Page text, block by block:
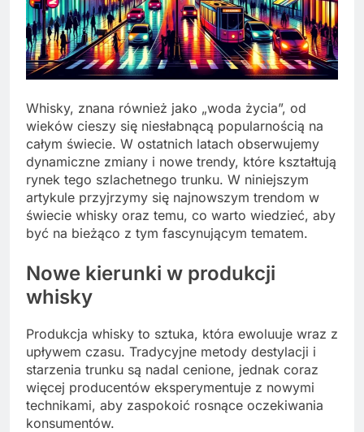
Whisky, znana również jako „woda życia”, od
wieków cieszy się niesłabnącą popularnością na
całym świecie. W ostatnich latach obserwujemy
dynamiczne zmiany i nowe trendy, które kształtują
rynek tego szlachetnego trunku. W niniejszym
artykule przyjrzymy się najnowszym trendom w
świecie whisky oraz temu, co warto wiedzieć, aby
być na bieżąco z tym fascynującym tematem.
Nowe kierunki w produkcji
whisky
Produkcja whisky to sztuka, która ewoluuje wraz z
upływem czasu. Tradycyjne metody destylacji i
starzenia trunku są nadal cenione, jednak coraz
więcej producentów eksperymentuje z nowymi
technikami, aby zaspokoić rosnące oczekiwania
konsumentów.